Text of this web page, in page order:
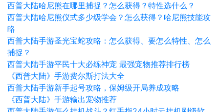
西普大陆哈尼熊在哪里捕捉？怎么获得？特性选什么？
西普大陆哈尼熊仪式多少级学会？怎么获得？哈尼熊技能攻
略
西普大陆手游圣光宝蛇攻略：怎么获得、要怎么特性、怎么
捕捉？
西普大陆手游平民十大必练神宠 最强宠物推荐排行榜
《西普大陆》手游费尔斯打法大全
西普大陆手游新手起号攻略，保姆级开局养成攻略
《西普大陆》手游输出宠物推荐